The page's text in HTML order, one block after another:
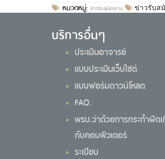
หมวดหมู่: ข่าวรับสมัครงาน ข่าวรับส
บริการอื่นๆ
ประเมินอาจารย์
แบบประเมินเว็บไซต์
แบบฟอร์มดาวน์โหลด
FAQ.
พรบ.ว่าด้วยการกระทำผิด
กับคอมพิวเตอร์
ระเบียบ